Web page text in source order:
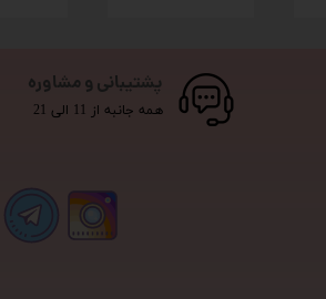
پشتیبانی و مشاوره
همه جانبه از 11 الی 21